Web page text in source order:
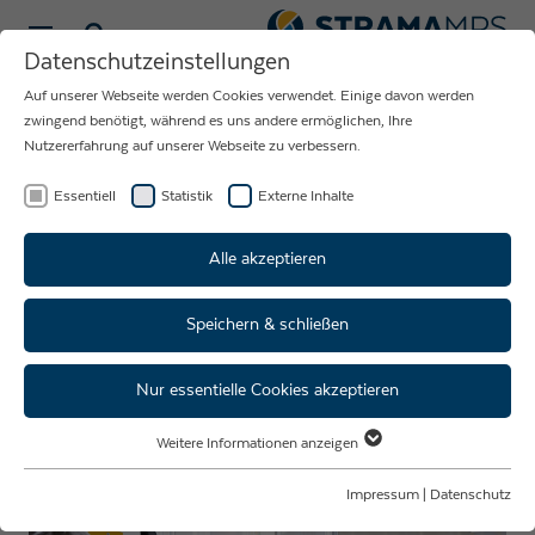
NEUIGKEITEN
RUND UM DAS
UNTERNEHMEN
STRAMA-MPS
Hochzuverlässige
Montagestation für Haselmeier
– Schlüsselprojekt für klinische
Studie
Datenschutzeinstellungen
Auf unserer Webseite werden Cookies verwendet. Einige davon werden
zwingend benötigt, während es uns andere ermöglichen, Ihre
Nutzererfahrung auf unserer Webseite zu verbessern.
Essentiell Statistik Externe Inhalte
Alle akzeptieren
Speichern & schließen
Nur essentielle Cookies akzeptieren
Essentielle Cookies werden für grundlegende Funktionen der Webseite
Weitere Informationen anzeigen
Impressum Datenschutz